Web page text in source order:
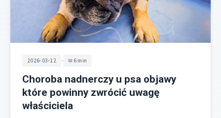
2026-03-12 • 6 min
Choroba nadnerczy u psa objawy
które powinny zwrócić uwagę
właściciela